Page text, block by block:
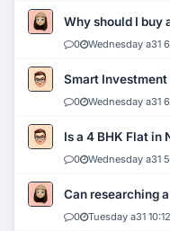
Why should I buy
0 Wednesday a31
Smart Investment
0 Wednesday a31
Is a 4 BHK Flat in
0 Wednesday a31
Can researching
0 Tuesday a31